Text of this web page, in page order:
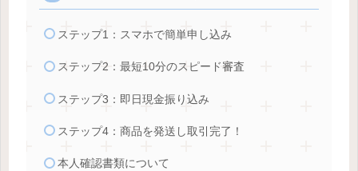
ステップ1：スマホで簡単申し込み
ステップ2：最短10分のスピード審査
ステップ3：即日現金振り込み
ステップ4：商品を発送し取引完了！
本人確認書類について